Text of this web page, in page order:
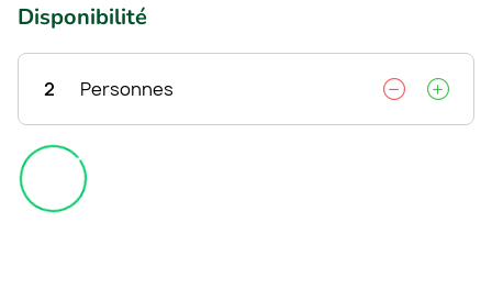
Disponibilité
2 Personnes